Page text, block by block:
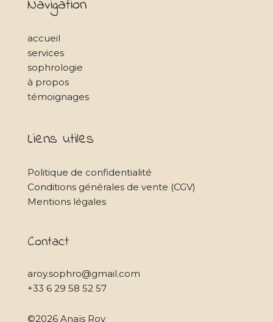
Navigation
accueil
services
sophrologie
à propos
témoignages
Liens utiles
Politique de confidentialité
Conditions générales de vente (CGV)
Mentions légales
Contact
aroy.sophro@gmail.com
+33 6 29 58 52 57
©2026 Anaïs Roy